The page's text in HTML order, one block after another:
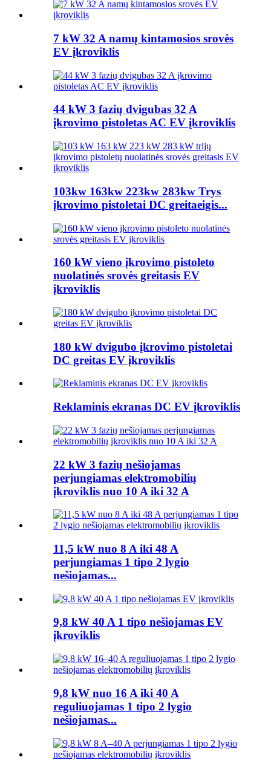
7 kW 32 A namų kintamosios srovės
EV įkroviklis
44 kW 3 fazių dvigubas 32 A
įkrovimo pistoletas AC EV įkroviklis
103kw 163kw 223kw 283kw Trys
įkrovimo pistoletai DC greitaeigis...
160 kW vieno įkrovimo pistoleto
nuolatinės srovės greitasis EV
įkroviklis
180 kW dvigubo įkrovimo pistoletai
DC greitas EV įkroviklis
Reklaminis ekranas DC EV įkroviklis
22 kW 3 fazių nešiojamas
perjungiamas elektromobilių
įkroviklis nuo 10 A iki 32 A
11,5 kW nuo 8 A iki 48 A
perjungiamas 1 tipo 2 lygio
nešiojamas...
9,8 kW 40 A 1 tipo nešiojamas EV
įkroviklis
9,8 kW nuo 16 A iki 40 A
reguliuojamas 1 tipo 2 lygio
nešiojamas...